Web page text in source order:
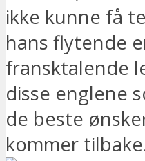
ikke kunne få
hans flytende
fransktalende
disse englene
de beste
kommer